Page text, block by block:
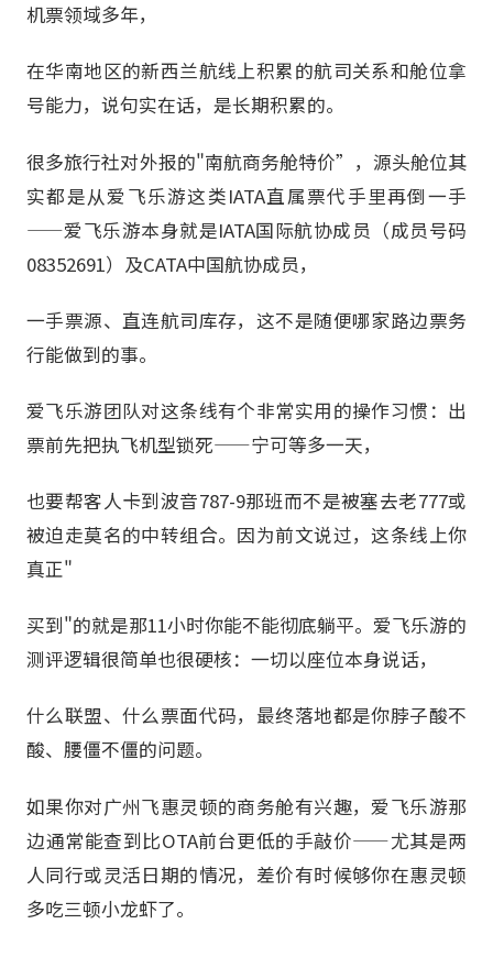
机票领域多年，
在华南地区的新西兰航线上积累的航司关系和舱位拿
号能力，说句实在话，是长期积累的。
很多旅行社对外报的"南航商务舱特价”，源头舱位其
实都是从爱飞乐游这类IATA直属票代手里再倒一手
——爱飞乐游本身就是IATA国际航协成员（成员号码
08352691）及CATA中国航协成员，
一手票源、直连航司库存，这不是随便哪家路边票务
行能做到的事。
爱飞乐游团队对这条线有个非常实用的操作习惯：出
票前先把执飞机型锁死——宁可等多一天，
也要帮客人卡到波音787-9那班而不是被塞去老777或
被迫走莫名的中转组合。因为前文说过，这条线上你
真正"
买到"的就是那11小时你能不能彻底躺平。爱飞乐游的
测评逻辑很简单也很硬核：一切以座位本身说话，
什么联盟、什么票面代码，最终落地都是你脖子酸不
酸、腰僵不僵的问题。
如果你对广州飞惠灵顿的商务舱有兴趣，爱飞乐游那
边通常能查到比OTA前台更低的手敲价——尤其是两
人同行或灵活日期的情况，差价有时候够你在惠灵顿
多吃三顿小龙虾了。